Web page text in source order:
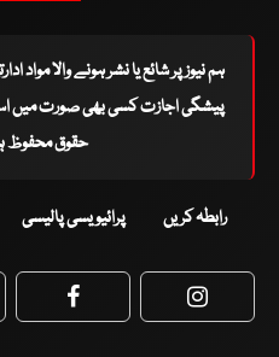
ہم نیوز پر شائع یا نشر ہونے والا مواد
پیشگی اجازت کسی بھی صورت میں
حقوق محفوظ ہیں
رابطہ کریں پرائیویسی پالیسی
Facebook